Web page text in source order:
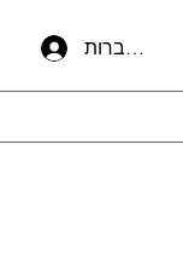
להתחברות